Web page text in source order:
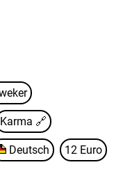
Karma 🔗
Deutsch 12 Euro